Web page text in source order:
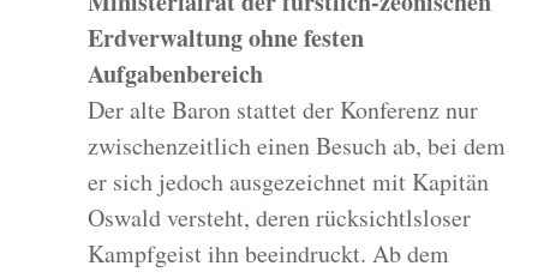
Erdverwaltung ohne festen
Aufgabenbereich
Der alte Baron stattet der Konferenz nur
zwischenzeitlich einen Besuch ab, bei dem
er sich jedoch ausgezeichnet mit Kapitän
Oswald versteht, deren rücksichtlsloser
Kampfgeist ihn beeindruckt. Ab dem